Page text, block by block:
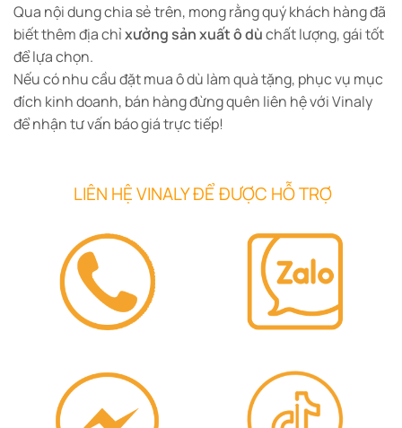
Qua nội dung chia sẻ trên, mong rằng quý khách hàng đã
biết thêm địa chỉxưởng sản xuất ô dùchất lượng, gái tốt
để lựa chọn.
Nếu có nhu cầu đặt mua ô dù làm quà tặng, phục vụ mục
đích kinh doanh, bán hàng đừng quên liên hệ với Vinaly
để nhận tư vấn báo giá trực tiếp!
LIÊN HỆ VINALY ĐỂ ĐƯỢC HỖ TRỢ